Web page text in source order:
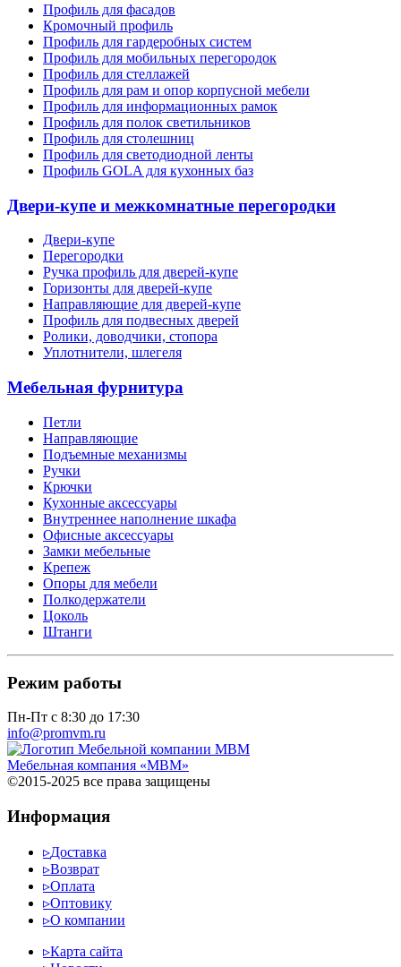
Профиль для фасадов
Кромочный профиль
Профиль для гардеробных систем
Профиль для мобильных перегородок
Профиль для стеллажей
Профиль для рам и опор корпусной мебели
Профиль для информационных рамок
Профиль для полок светильников
Профиль для столешниц
Профиль для светодиодной ленты
Профиль GOLA для кухонных баз
Двери-купе и межкомнатные перегородки
Двери-купе
Перегородки
Ручка профиль для дверей-купе
Горизонты для дверей-купе
Направляющие для дверей-купе
Профиль для подвесных дверей
Ролики, доводчики, стопора
Уплотнители, шлегеля
Мебельная фурнитура
Петли
Направляющие
Подъемные механизмы
Ручки
Крючки
Кухонные аксессуары
Внутреннее наполнение шкафа
Офисные аксессуары
Замки мебельные
Крепеж
Опоры для мебели
Полкодержатели
Цоколь
Штанги
Режим работы
Пн-Пт с 8:30 до 17:30
info@promvm.ru
Мебельная компания «МВМ»
©2015-2025 все права защищены
Информация
▹Доставка
▹Возврат
▹Оплата
▹Оптовику
▹О компании
▹Карта сайта